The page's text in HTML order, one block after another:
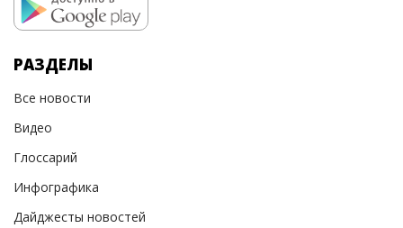
РАЗДЕЛЫ
Все новости
Видео
Глоссарий
Инфографика
Дайджесты новостей